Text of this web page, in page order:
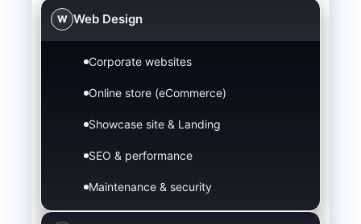
W Web Design
Corporate websites
Online store (eCommerce)
Showcase site & Landing
SEO & performance
Maintenance & security